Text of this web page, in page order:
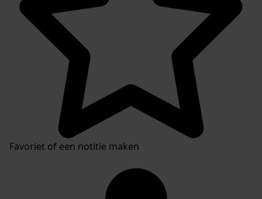
Favoriet of een notitie maken